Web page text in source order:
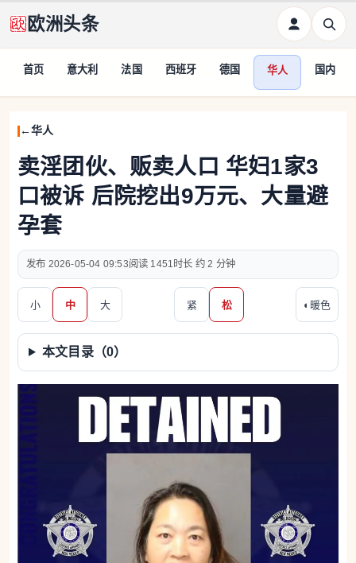
欧洲头条
首页 意大利 法国 西班牙 德国 华人 国内
华人
卖淫团伙、贩卖人口 华妇1家3
口被诉 后院挖出9万元、大量避
孕套
2026-05-04 09:53 1451 约 2 分钟
小 中 大 紧 松 ◐ 暖色
本文目录（0）